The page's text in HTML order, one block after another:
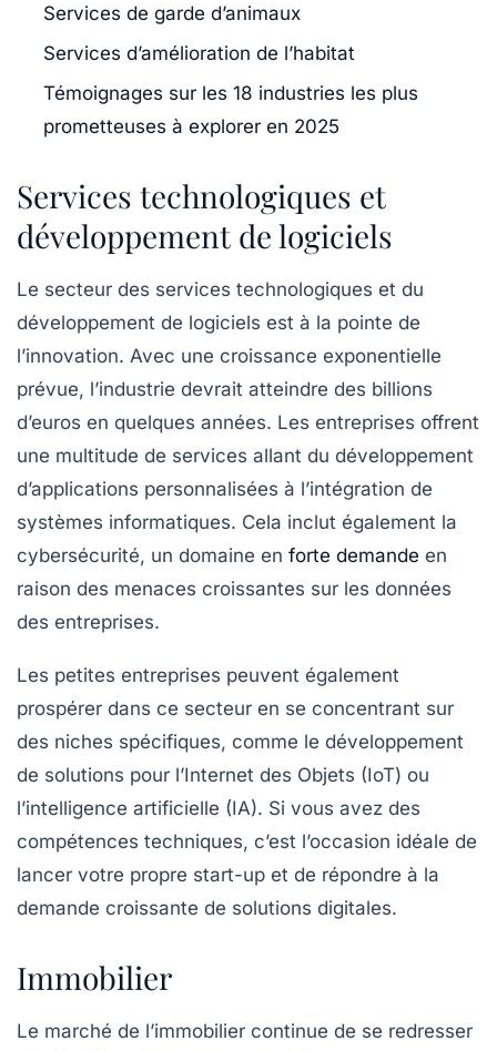
Services de garde d’animaux
Services d’amélioration de l’habitat
Témoignages sur les 18 industries les plus
prometteuses à explorer en 2025
Services technologiques et
développement de logiciels
Le secteur des services technologiques et du
développement de logiciels est à la pointe de
l’innovation. Avec une croissance exponentielle
prévue, l’industrie devrait atteindre des billions
d’euros en quelques années. Les entreprises offrent
une multitude de services allant du développement
d’applications personnalisées à l’intégration de
systèmes informatiques. Cela inclut également la
cybersécurité, un domaine en forte demande en
raison des menaces croissantes sur les données
des entreprises.
Les petites entreprises peuvent également
prospérer dans ce secteur en se concentrant sur
des niches spécifiques, comme le développement
de solutions pour l’Internet des Objets (IoT) ou
l’intelligence artificielle (IA). Si vous avez des
compétences techniques, c’est l’occasion idéale de
lancer votre propre start-up et de répondre à la
demande croissante de solutions digitales.
Immobilier
Le marché de l’immobilier continue de se redresser